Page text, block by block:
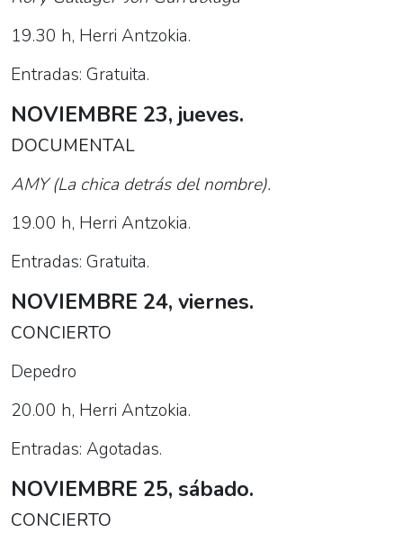
19.30 h, Herri Antzokia.
Entradas: Gratuita.
NOVIEMBRE 23, jueves.
DOCUMENTAL
AMY (La chica detrás del nombre).
19.00 h, Herri Antzokia.
Entradas: Gratuita.
NOVIEMBRE 24, viernes.
CONCIERTO
Depedro
20.00 h, Herri Antzokia.
Entradas: Agotadas.
NOVIEMBRE 25, sábado.
CONCIERTO